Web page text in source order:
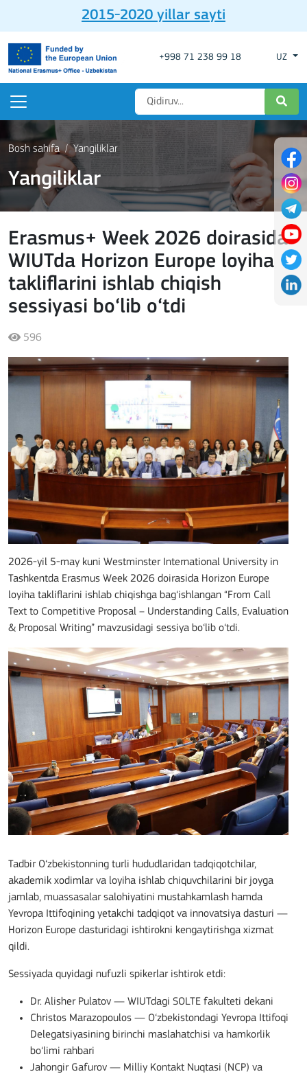
2015-2020 yillar sayti
+998 71 238 99 18 UZ
Bosh sahifa Yangiliklar
Yangiliklar
Erasmus+ Week 2026 doirasida
WIUTda Horizon Europe loyiha
takliflarini ishlab chiqish
sessiyasi bo‘lib o‘tdi
596
2026-yil 5-may kuni Westminster International University in
Tashkentda Erasmus Week 2026 doirasida Horizon Europe
loyiha takliflarini ishlab chiqishga bag‘ishlangan “From Call
Text to Competitive Proposal – Understanding Calls, Evaluation
& Proposal Writing” mavzusidagi sessiya bo‘lib o‘tdi.
Tadbir O‘zbekistonning turli hududlaridan tadqiqotchilar,
akademik xodimlar va loyiha ishlab chiquvchilarini bir joyga
jamlab, muassasalar salohiyatini mustahkamlash hamda
Yevropa Ittifoqining yetakchi tadqiqot va innovatsiya dasturi —
Horizon Europe dasturidagi ishtirokni kengaytirishga xizmat
qildi.
Sessiyada quyidagi nufuzli spikerlar ishtirok etdi:
Dr. Alisher Pulatov — WIUTdagi SOLTE fakulteti dekani
Christos Marazopoulos — O‘zbekistondagi Yevropa Ittifoqi
Delegatsiyasining birinchi maslahatchisi va hamkorlik
bo‘limi rahbari
Jahongir Gafurov — Milliy Kontakt Nuqtasi (NCP) va